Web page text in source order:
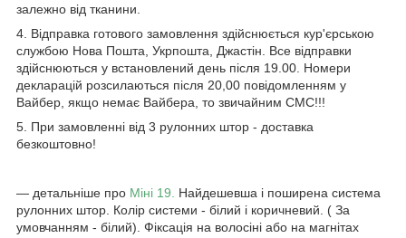
залежно від тканини.
4. Відправка готового замовлення здійснюється кур'єрською
службою Нова Пошта, Укрпошта, Джастін. Все відправки
здійснюються у встановлений день після 19.00. Номери
декларацій розсилаються після 20,00 повідомленням у
Вайбер, якщо немає Вайбера, то звичайним СМС!!!
5. При замовленні від 3 рулонних штор - доставка
безкоштовно!
― детальніше про Міні 19. Найдешевша і поширена система
рулонних штор. Колір системи - білий і коричневий. ( За
умовчанням - білий). Фіксація на волосіні або на магнітах